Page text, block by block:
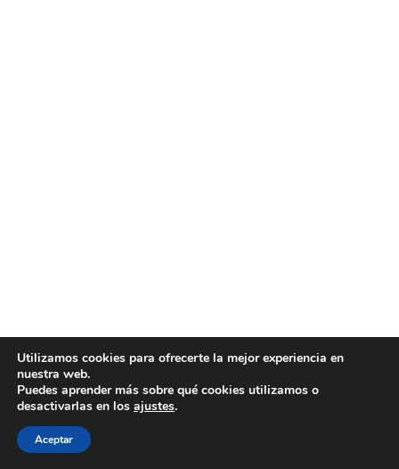
Utilizamos cookies para ofrecerte la mejor experiencia en
nuestra web.
Puedes aprender más sobre qué cookies utilizamos o
desactivarlas en los ajustes.
Aceptar